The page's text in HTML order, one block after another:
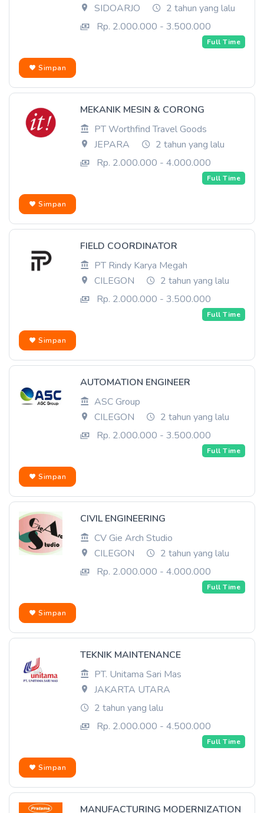
SIDOARJO
2 tahun yang lalu
Rp. 2.000.000 - 3.500.000
Full Time
Simpan
MEKANIK MESIN & CORONG
PT Worthfind Travel Goods
JEPARA
2 tahun yang lalu
Rp. 2.000.000 - 4.000.000
Full Time
Simpan
FIELD COORDINATOR
PT Rindy Karya Megah
CILEGON
2 tahun yang lalu
Rp. 2.000.000 - 3.500.000
Full Time
Simpan
AUTOMATION ENGINEER
ASC Group
CILEGON
2 tahun yang lalu
Rp. 2.000.000 - 3.500.000
Full Time
Simpan
CIVIL ENGINEERING
CV Gie Arch Studio
CILEGON
2 tahun yang lalu
Rp. 2.000.000 - 4.000.000
Full Time
Simpan
TEKNIK MAINTENANCE
PT. Unitama Sari Mas
JAKARTA UTARA
2 tahun yang lalu
Rp. 2.000.000 - 4.500.000
Full Time
Simpan
MANUFACTURING MODERNIZATION